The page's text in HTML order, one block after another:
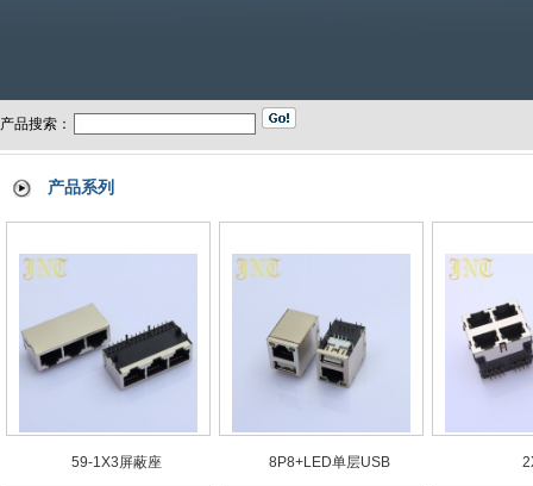
产品搜索：
产品系列
59-1X3屏蔽座 8P8+LED单层USB